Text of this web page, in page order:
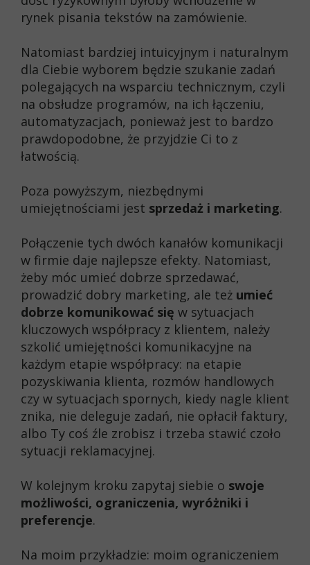
rynek pisania tekstów na zamówienie.
Natomiast bardziej intuicyjnym i naturalnym
dla Ciebie wyborem będzie szukanie zadań
polegających na wsparciu technicznym, czyli
na obsłudze programów, na ich łączeniu,
automatyzacjach, ponieważ jest to bardzo
prawdopodobne, że przyjdzie Ci to z
łatwością.
Poza powyższym, niezbędnymi
umiejętnościami jest sprzedaż i marketing.
Połączenie tych dwóch kanałów komunikacji
w firmie daje najlepsze efekty. Natomiast,
żeby móc umieć dobrze sprzedawać,
prowadzić dobry marketing, ale też umieć
dobrze komunikować się w sytuacjach
kluczowych współpracy z klientem, należy
szkolić umiejętności komunikacyjne na
każdym etapie współpracy: na etapie
pozyskiwania klienta, rozmów handlowych
czy w sytuacjach spornych, kiedy nagle klient
znika, nie deleguje zadań, nie opłacił faktury,
albo Ty coś źle zrobisz i trzeba stawić czoło
sytuacji reklamacyjnej.
W kolejnym kroku zapytaj siebie o swoje
możliwości, ograniczenia, wyróżniki i
preferencje.
Na moim przykładzie: moim ograniczeniem